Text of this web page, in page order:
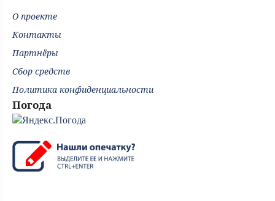
О проекте
Контакты
Партнёры
Сбор средств
Политика конфиденциальности
Погода